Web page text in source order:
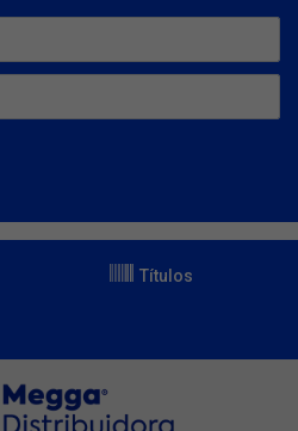
Títulos